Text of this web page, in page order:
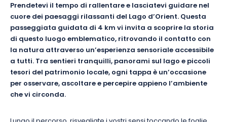
Prendetevi il tempo di rallentare e lasciatevi guidare nel
cuore dei paesaggi rilassanti del Lago d’Orient. Questa
passeggiata guidata di 4 km vi invita a scoprire la storia
di questo luogo emblematico, ritrovando il contatto con
la natura attraverso un’esperienza sensoriale accessibile
a tutti. Tra sentieri tranquilli, panorami sul lago e piccoli
tesori del patrimonio locale, ogni tappa è un’occasione
per osservare, ascoltare e percepire appieno l’ambiente
che vi circonda.